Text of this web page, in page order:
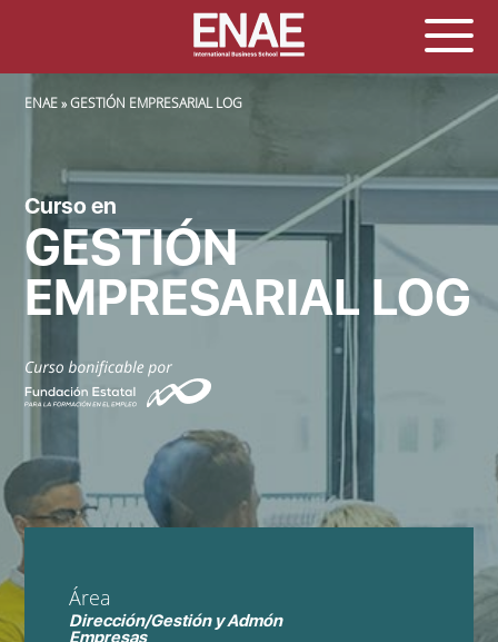
SOBRESCRIBIR ENLACES DE AYUDA A LA NAVEGACIÓN
ENAE GESTIÓN EMPRESARIAL LOG
Curso en
GESTIÓN
EMPRESARIAL LOG
Área
Dirección/Gestión y Admón
Empresas